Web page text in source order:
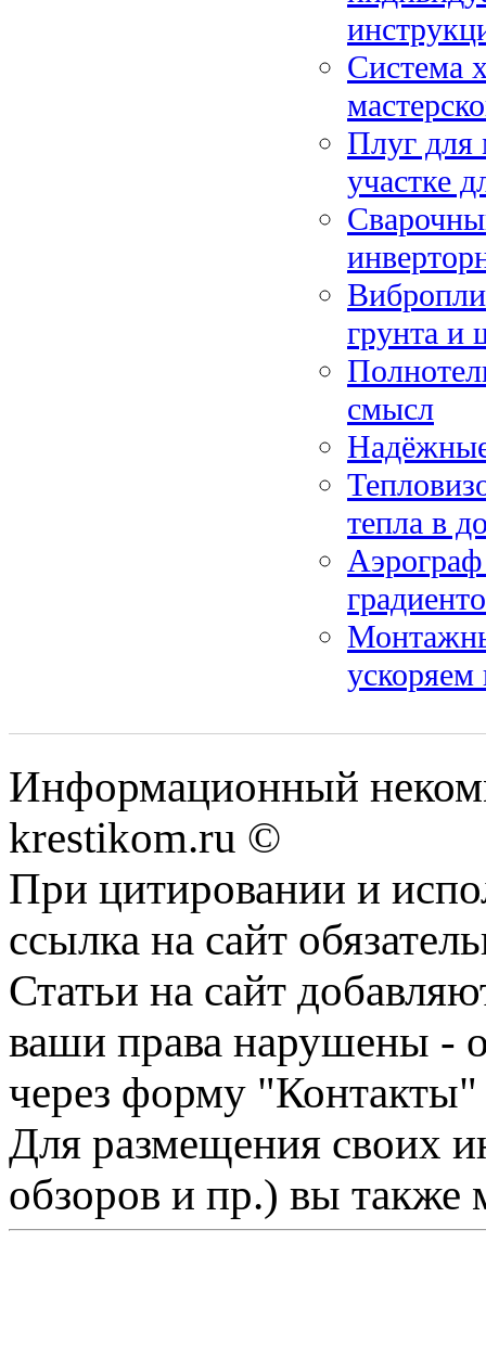
Система
Плуг для
участке
грунта и
смысл
тепла в
Аэрограф
ускоряем
Информационный
krestikom.ru ©
При цитировании и
ссылка на сайт
Статьи на сайт
ваши права нарушены -
через форму "Контакты"
Для размещения своих
обзоров и пр.) вы также